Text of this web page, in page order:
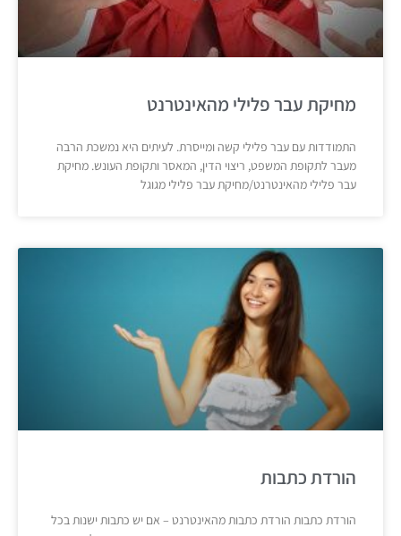
מחיקת עבר פלילי מהאינטרנט
התמודדות עם עבר פלילי קשה ומייסרת. לעיתים היא נמשכת הרבה
מעבר לתקופת המשפט, ריצוי הדין, המאסר ותקופת העונש. מחיקת
עבר פלילי מהאינטרנט/מחיקת עבר פלילי מגוגל
הורדת כתבות
הורדת כתבות הורדת כתבות מהאינטרנט – אם יש כתבות ישנות בכל